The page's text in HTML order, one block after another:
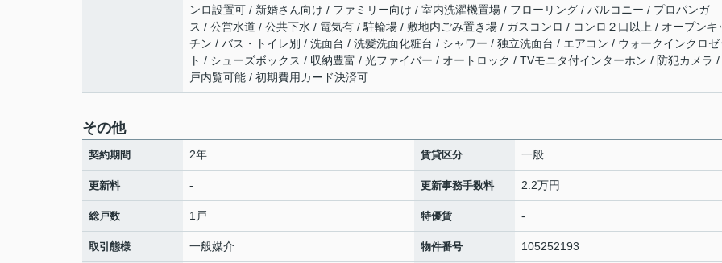
ンロ設置可 / 新婚さん向け / ファミリー向け / 室内洗濯機置場 / フローリング / バルコニー / プロパンガ
ス / 公営水道 / 公共下水 / 電気有 / 駐輪場 / 敷地内ごみ置き場 / ガスコンロ / コンロ２口以上 / オープンキ
チン / バス・トイレ別 / 洗面台 / 洗髪洗面化粧台 / シャワー / 独立洗面台 / エアコン / ウォークインクロゼ
ト / シューズボックス / 収納豊富 / 光ファイバー / オートロック / TVモニタ付インターホン / 防犯カメラ /
戸内覧可能 / 初期費用カード決済可
その他
契約期間 2年 賃貸区分 一般
更新料 - 更新事務手数料 2.2万円
総戸数 1戸 特優賃 -
取引態様 一般媒介 物件番号 105252193